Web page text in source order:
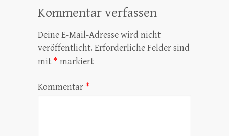
Kommentar verfassen
Deine E-Mail-Adresse wird nicht
veröffentlicht. Erforderliche Felder sind
mit * markiert
Kommentar *